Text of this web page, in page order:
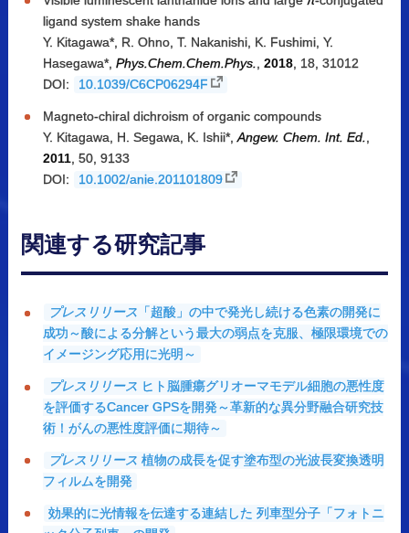
ligand system shake hands
Y. Kitagawa*, R. Ohno, T. Nakanishi, K. Fushimi, Y.
Hasegawa*, Phys.Chem.Chem.Phys., 2018, 18, 31012
DOI:
10.1039/C6CP06294F
Magneto-chiral dichroism of organic compounds
Y. Kitagawa, H. Segawa, K. Ishii*,Angew. Chem. Int. Ed.,
2011, 50, 9133
DOI:
10.1002/anie.201101809
関連する研究記事
プレスリリース 「超酸」の中で発光し続ける色素の開発に
成功～酸による分解という最大の弱点を克服、極限環境での
イメージング応用に光明～
プレスリリース ヒト脳腫瘍グリオーマモデル細胞の悪性度
を評価するCancer GPSを開発～革新的な異分野融合研究技
術！がんの悪性度評価に期待～
プレスリリース 植物の成長を促す塗布型の光波長変換透明
フィルムを開発
効果的に光情報を伝達する連結した 列車型分子「フォトニ